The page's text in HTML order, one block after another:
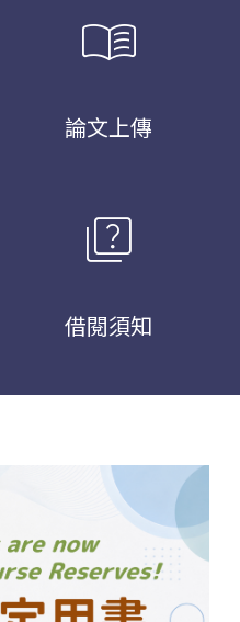
menu_book
論文上傳
quiz
借閱須知